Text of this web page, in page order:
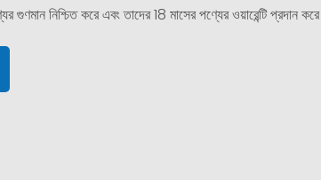
নিশ্চিত করে এবং তাদের 18 মাসের পণ্যের ওয়ারেন্টি প্রদান করে